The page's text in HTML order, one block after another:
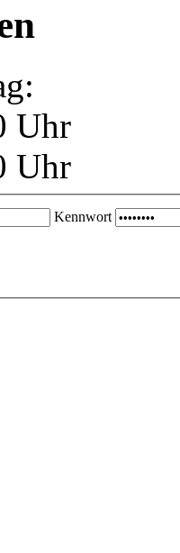
Uhr
Uhr
Kennwort